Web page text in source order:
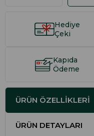
Hediye
Çeki
Kapıda
Ödeme
ÜRÜN ÖZELLIKLERI
ÜRÜN DETAYLARI